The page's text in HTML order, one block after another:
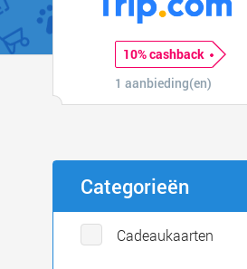
10% cashback
1 aanbieding(en)
Categorieën
Cadeaukaarten